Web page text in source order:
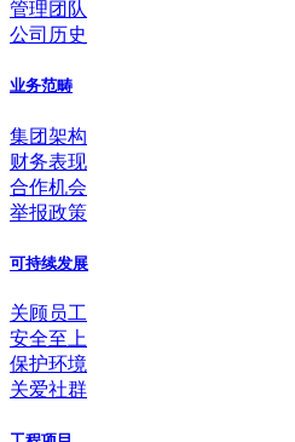
管理团队
公司历史
业务范畴
集团架构
财务表现
合作机会
举报政策
可持续发展
关顾员工
安全至上
保护环境
关爱社群